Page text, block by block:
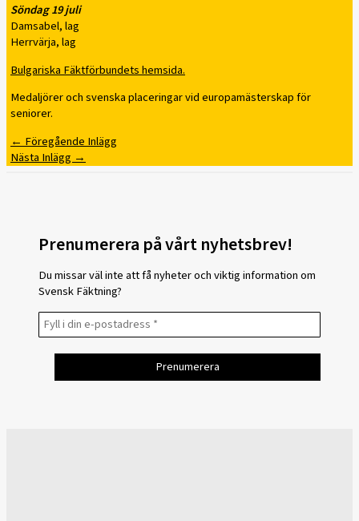
Söndag 19 juli
Damsabel, lag
Herrvärja, lag
Bulgariska Fäktförbundets hemsida.
Medaljörer och svenska placeringar vid europamästerskap för
seniorer.
← Föregående Inlägg
Nästa Inlägg →
Prenumerera på vårt nyhetsbrev!
Du missar väl inte att få nyheter och viktig information om
Svensk Fäktning?